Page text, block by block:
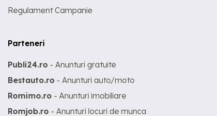
Regulament Campanie
Parteneri
Publi24.ro - Anunturi gratuite
Bestauto.ro - Anunturi auto/moto
Romimo.ro - Anunturi imobiliare
Romjob.ro - Anunturi locuri de munca